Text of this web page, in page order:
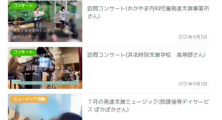
コンサート
訪問コンサート(おかやま内科児童発達支援事業所
さん)
2021年8月3日
コンサート 訪問コンサート(浜名特別支援学校 高等部さん)
2021年8月2日
ミュージック活動
７月の発達支援ミュージック(放課後等デイサービ
ス ぽかぽかさん)